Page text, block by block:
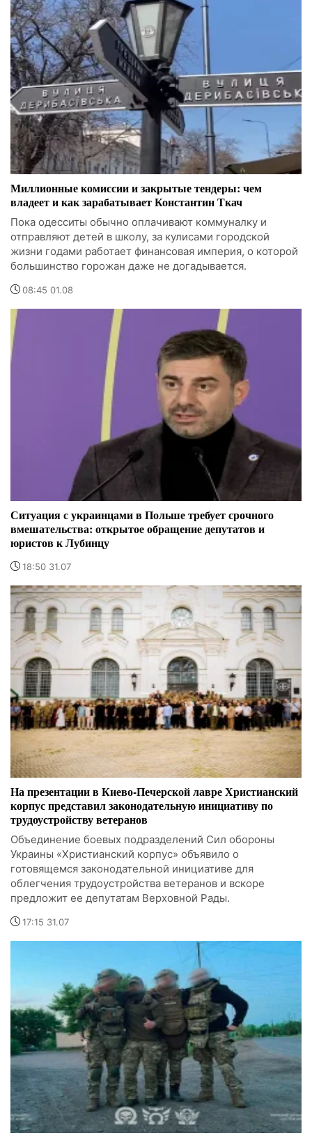
Миллионные комиссии и закрытые тендеры: чем
владеет и как зарабатывает Константин Ткач
Пока одесситы обычно оплачивают коммуналку и
отправляют детей в школу, за кулисами городской
жизни годами работает финансовая империя, о которой
большинство горожан даже не догадывается.
08:45 01.08
Ситуация с украинцами в Польше требует срочного
вмешательства: открытое обращение депутатов и
юристов к Лубинцу
18:50 31.07
На презентации в Киево-Печерской лавре Христианский
корпус представил законодательную инициативу по
трудоустройству ветеранов
Объединение боевых подразделений Сил обороны
Украины «Христианский корпус» объявило о
готовящемся законодательной инициативе для
облегчения трудоустройства ветеранов и вскоре
предложит ее депутатам Верховной Рады.
17:15 31.07